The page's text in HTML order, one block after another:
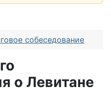
собеседование
о Левитане